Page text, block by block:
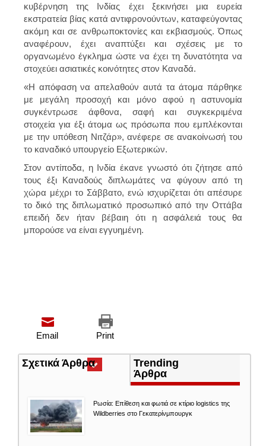
κυβέρνηση της Ινδίας έχει ξεκινήσει μια ευρεία
εκστρατεία βίας κατά αντιφρονούντων, καταφεύγοντας
ακόμη και σε ανθρωποκτονίες και εκβιασμούς. Όπως
αναφέρουν, έχει αναπτύξει και σχέσεις με το
οργανωμένο έγκλημα ώστε να έχει τη δυνατότητα να
στοχεύει ασιατικές κοινότητες στον Καναδά.
«Η απόφαση να απελαθούν αυτά τα άτομα πάρθηκε
με μεγάλη προσοχή και μόνο αφού η αστυνομία
συγκέντρωσε άφθονα, σαφή και συγκεκριμένα
στοιχεία για έξι άτομα ως πρόσωπα που εμπλέκονται
με την υπόθεση Νιτζάρ», ανέφερε σε ανακοίνωσή του
το καναδικό υπουργείο Εξωτερικών.
Στον αντίποδα, η Ινδία έκανε γνωστό ότι ζήτησε από
τους έξι Καναδούς διπλωμάτες να φύγουν από τη
χώρα μέχρι το Σάββατο, ενώ ισχυρίζεται ότι απέσυρε
το δικό της διπλωματικό προσωπικό από την Οττάβα
επειδή δεν ήταν βέβαιη ότι η ασφάλειά τους θα
μπορούσε να είναι εγγυημένη.
Print
Email
Σχετικά Άρθρα(ενεργή
καρτέλα)
Trending
Άρθρα
Ρωσία: Επίθεση και φωτιά σε κτίριο logistics της
Wildberries στο Γεκατερίνμπουργκ